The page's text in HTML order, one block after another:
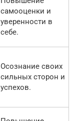
самооценки и
уверенности в
себе.
Осознание своих
сильных сторон и
успехов.